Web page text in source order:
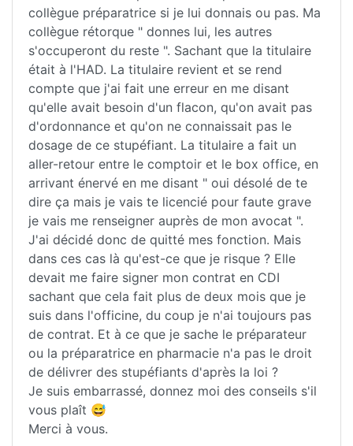
collègue préparatrice si je lui donnais ou pas. Ma
collègue rétorque " donnes lui, les autres
s'occuperont du reste ". Sachant que la titulaire
était à l'HAD. La titulaire revient et se rend
compte que j'ai fait une erreur en me disant
qu'elle avait besoin d'un flacon, qu'on avait pas
d'ordonnance et qu'on ne connaissait pas le
dosage de ce stupéfiant. La titulaire a fait un
aller-retour entre le comptoir et le box office, en
arrivant énervé en me disant " oui désolé de te
dire ça mais je vais te licencié pour faute grave
je vais me renseigner auprès de mon avocat ".
J'ai décidé donc de quitté mes fonction. Mais
dans ces cas là qu'est-ce que je risque ? Elle
devait me faire signer mon contrat en CDI
sachant que cela fait plus de deux mois que je
suis dans l'officine, du coup je n'ai toujours pas
de contrat. Et à ce que je sache le préparateur
ou la préparatrice en pharmacie n'a pas le droit
de délivrer des stupéfiants d'après la loi ?
Je suis embarrassé, donnez moi des conseils s'il
vous plaît 😅
Merci à vous.